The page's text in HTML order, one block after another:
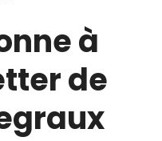
à
de